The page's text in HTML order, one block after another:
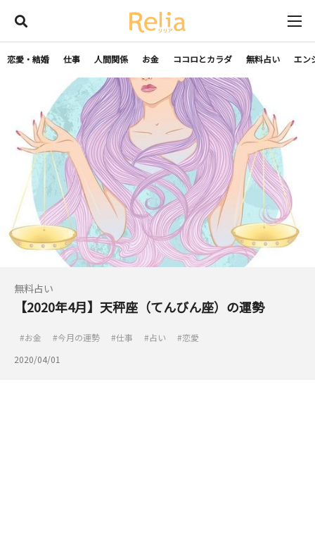
恋愛・結婚 仕事 人間関係 お金 ココロとカラダ 無料占い エン
無料占い
【2020年4月】天秤座（てんびん座）の運勢
お金 今月の運勢 仕事 占い
恋愛
2020/04/01